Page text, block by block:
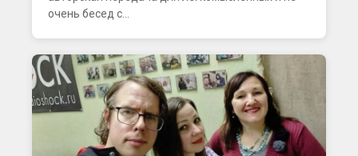
очень бесед с...